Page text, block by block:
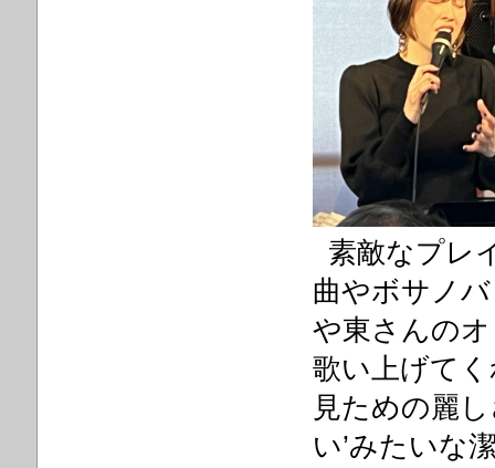
素敵なプレ
曲やボサノ
や東さんの
歌い上げて
見ための麗
い’みたいな